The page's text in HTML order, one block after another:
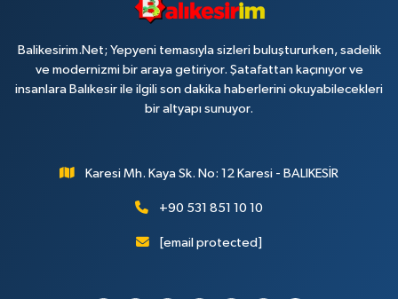
Balikesirim.Net; Yepyeni temasıyla sizleri buluştururken, sadelik
ve modernizmi bir araya getiriyor. Şatafattan kaçınıyor ve
insanlara Balıkesir ile ilgili son dakika haberlerini okuyabilecekleri
bir altyapı sunuyor.
Karesi Mh. Kaya Sk. No: 12 Karesi - BALIKESİR
+90 531 851 10 10
[email protected]